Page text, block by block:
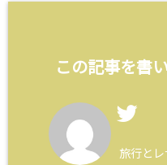
この記事を書
旅行と